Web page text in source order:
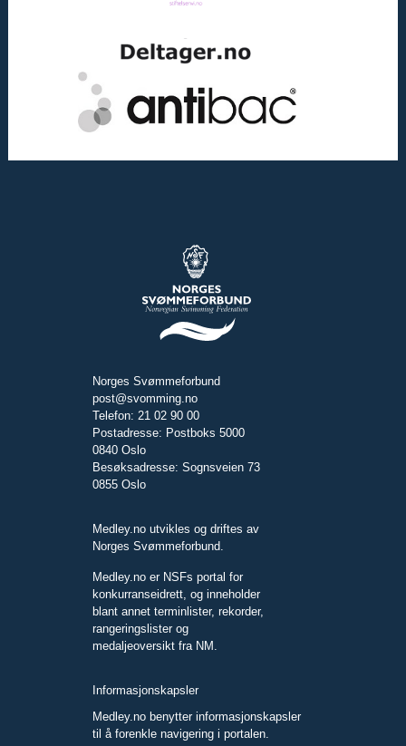
Norges Svømmeforbund
post@svomming.no
Telefon: 21 02 90 00
Postadresse: Postboks 5000
0840 Oslo
Besøksadresse: Sognsveien 73
0855 Oslo
Medley.no utvikles og driftes av
Norges Svømmeforbund.
Medley.no er NSFs portal for
konkurranseidrett, og inneholder
blant annet terminlister, rekorder,
rangeringslister og
medaljeoversikt fra NM.
Informasjonskapsler
Medley.no benytter informasjonskapsler
til å forenkle navigering i portalen.